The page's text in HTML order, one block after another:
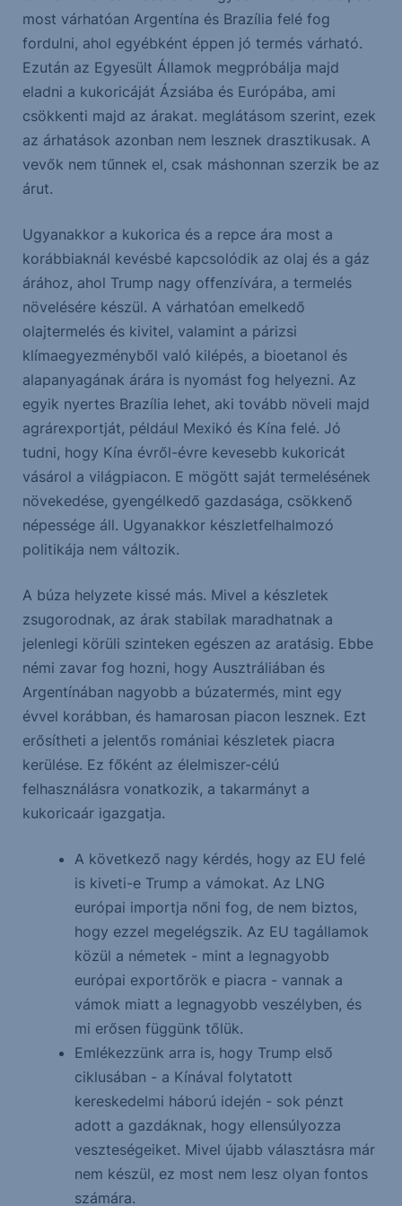
most várhatóan Argentína és Brazília felé fog
fordulni, ahol egyébként éppen jó termés várható.
Ezután az Egyesült Államok megpróbálja majd
eladni a kukoricáját Ázsiába és Európába, ami
csökkenti majd az árakat. meglátásom szerint, ezek
az árhatások azonban nem lesznek drasztikusak. A
vevők nem tűnnek el, csak máshonnan szerzik be az
árut.
Ugyanakkor a kukorica és a repce ára most a
korábbiaknál kevésbé kapcsolódik az olaj és a gáz
árához, ahol Trump nagy offenzívára, a termelés
növelésére készül. A várhatóan emelkedő
olajtermelés és kivitel, valamint a párizsi
klímaegyezményből való kilépés, a bioetanol és
alapanyagának árára is nyomást fog helyezni. Az
egyik nyertes Brazília lehet, aki tovább növeli majd
agrárexportját, például Mexikó és Kína felé. Jó
tudni, hogy Kína évről-évre kevesebb kukoricát
vásárol a világpiacon. E mögött saját termelésének
növekedése, gyengélkedő gazdasága, csökkenő
népessége áll. Ugyanakkor készletfelhalmozó
politikája nem változik.
A búza helyzete kissé más. Mivel a készletek
zsugorodnak, az árak stabilak maradhatnak a
jelenlegi körüli szinteken egészen az aratásig. Ebbe
némi zavar fog hozni, hogy Ausztráliában és
Argentínában nagyobb a búzatermés, mint egy
évvel korábban, és hamarosan piacon lesznek. Ezt
erősítheti a jelentős romániai készletek piacra
kerülése. Ez főként az élelmiszer-célú
felhasználásra vonatkozik, a takarmányt a
kukoricaár igazgatja.
A következő nagy kérdés, hogy az EU felé
is kiveti-e Trump a vámokat. Az LNG
európai importja nőni fog, de nem biztos,
hogy ezzel megelégszik. Az EU tagállamok
közül a németek - mint a legnagyobb
európai exportőrök e piacra - vannak a
vámok miatt a legnagyobb veszélyben, és
mi erősen függünk tőlük.
Emlékezzünk arra is, hogy Trump első
ciklusában - a Kínával folytatott
kereskedelmi háború idején - sok pénzt
adott a gazdáknak, hogy ellensúlyozza
veszteségeiket. Mivel újabb választásra már
nem készül, ez most nem lesz olyan fontos
számára.